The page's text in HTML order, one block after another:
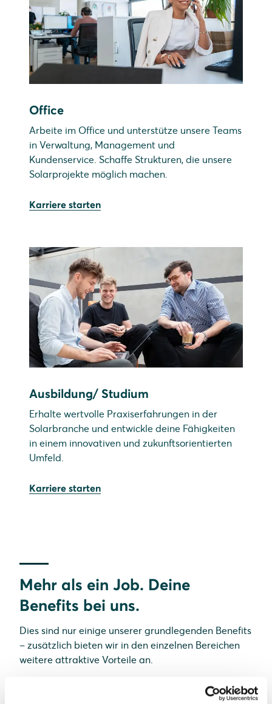
Office
Arbeite im Office und unterstütze unsere Teams
in Verwaltung, Management und
Kundenservice. Schaffe Strukturen, die unsere
Solarprojekte möglich machen.
Karriere starten
Ausbildung/ Studium
Erhalte wertvolle Praxiserfahrungen in der
Solarbranche und entwickle deine Fähigkeiten
in einem innovativen und zukunftsorientierten
Umfeld.
Karriere starten
Mehr als ein Job. Deine
Benefits bei uns.
Dies sind nur einige unserer grundlegenden Benefits
– zusätzlich bieten wir in den einzelnen Bereichen
weitere attraktive Vorteile an.